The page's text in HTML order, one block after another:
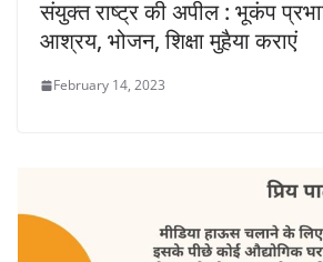
संयुक्त राष्ट्र की अपील : भूकंप
आश्रय, भोजन, शिक्षा मुहैया कराएं
February 14, 2023